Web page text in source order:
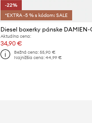
-22%
*EXTRA -5 % s kódom: SALE
Aktuálna cena:
34,90 €
Bežná cena: 55,90 €
Najnižšia cena: 44,99 €